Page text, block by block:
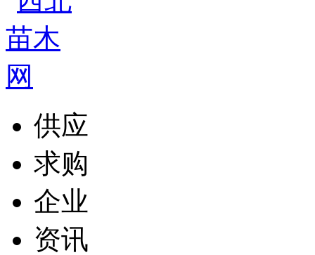
供应
求购
企业
资讯